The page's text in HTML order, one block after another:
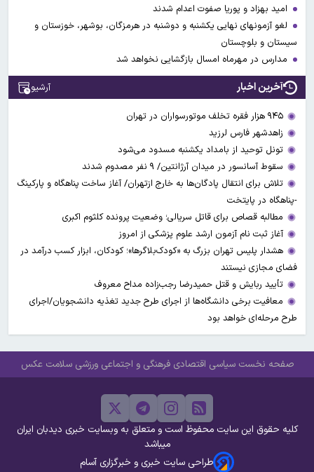
امید بهزاد و پوریا صفوت اعدام شدند
لغو آزمونهای نهایی یکشنبه و دوشنبه در هرمزگان، بوشهر، خوزستان و
سیستان و بلوچستان
مدارس در مهرماه امسال بازگشایی نخواهد شد
آخرین اخبار آرشیو
۹۴۵ هزار فقره تخلف موتورسواران در تهران
زاهدشهر فارس لرزید
تونل توحید از بامداد یکشنبه مسدود می‌شود
سقوط آسانسور در میدان آرژانتین/ ۹ نفر مصدوم شدند
تلاش برای انتقال پادگان‌ها به خارج ازتهران/ آغاز ساخت پناهگاه و پارکینگ
-پناهگاه در پایتخت
مطالبه قصاص برای قاتل سریالی؛ وضعیت پرونده کلثوم اکبری
آغاز ثبت نام آزمون ارشد علوم پزشکی از امروز
هشدار پلیس تهران بزرگ به «کودک‌بلاگرها»؛ کودکان، ابزار کسب درآمد در
فضای مجازی نیستند
تأیید ربایش و قتل حمیدرضا رجب‌زاده مداح معروف
معافیت برخی دانشگاه‌ها از اجرای طرح جدید تغذیه دانشجویان/اجرای
طرح مرحله‌ای خواهد بود
صفحه نخست سیاسی اقتصادی فرهنگی و اجتماعی ورزشی سلامت عکس
کلیه حقوق این سایت محفوظ است و متعلق به وبسایت خبری دیدبان ایران
میباشد
طراحی سایت خبری و خبرگزاری آسام